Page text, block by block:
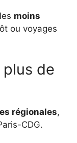
moins
ou voyages
de
régionales,
CDG.